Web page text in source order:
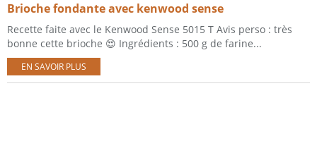
Brioche fondante avec kenwood sense
Recette faite avec le Kenwood Sense 5015 T Avis perso : très
bonne cette brioche 😍 Ingrédients : 500 g de farine...
EN SAVOIR PLUS